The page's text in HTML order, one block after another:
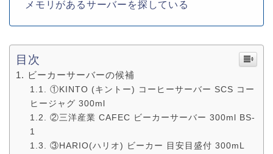
メモリがあるサーバーを探している
目次
ビーカーサーバーの候補
①KINTO (キントー) コーヒーサーバー SCS コー
ヒージャグ 300ml
②三洋産業 CAFEC ビーカーサーバー 300ml BS-
1
③HARIO(ハリオ) ビーカー 目安目盛付 300mL